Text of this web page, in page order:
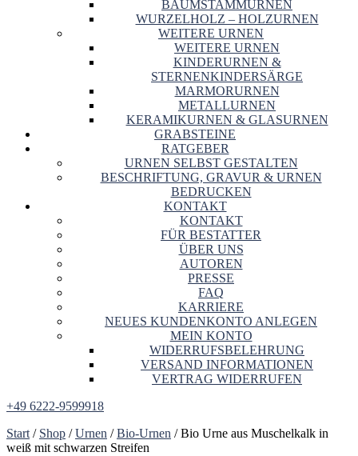
BAUMSTAMMURNEN
WURZELHOLZ – HOLZURNEN
WEITERE URNEN
WEITERE URNEN
KINDERURNEN &
STERNENKINDERSÄRGE
MARMORURNEN
METALLURNEN
KERAMIKURNEN & GLASURNEN
GRABSTEINE
RATGEBER
URNEN SELBST GESTALTEN
BESCHRIFTUNG, GRAVUR & URNEN
BEDRUCKEN
KONTAKT
KONTAKT
FÜR BESTATTER
ÜBER UNS
AUTOREN
PRESSE
FAQ
KARRIERE
NEUES KUNDENKONTO ANLEGEN
MEIN KONTO
WIDERRUFSBELEHRUNG
VERSAND INFORMATIONEN
VERTRAG WIDERRUFEN
+49 6222-9599918
Start / Shop /Urnen /Bio-Urnen / Bio Urne aus Muschelkalk in
weiß mit schwarzen Streifen